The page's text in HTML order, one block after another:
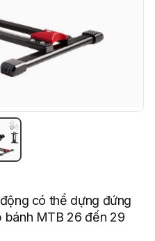
có thể dựng đứng
bánh MTB 26 đến 29